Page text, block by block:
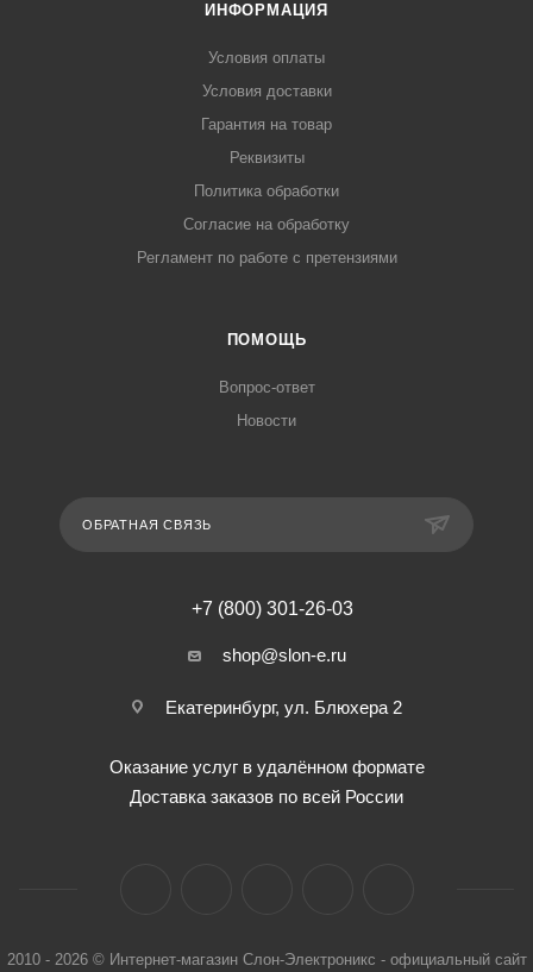
ИНФОРМАЦИЯ
Условия оплаты
Условия доставки
Гарантия на товар
Реквизиты
Политика обработки
Согласие на обработку
Регламент по работе с претензиями
ПОМОЩЬ
Вопрос-ответ
Новости
ОБРАТНАЯ СВЯЗЬ
+7 (800) 301-26-03
shop@slon-e.ru
Екатеринбург, ул. Блюхера 2
Оказание услуг в удалённом формате
Доставка заказов по всей России
2010 - 2026 © Интернет-магазин Слон-Электроникс - официальный сайт